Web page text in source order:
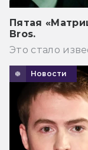
Пятая
Bros.
Это стало
Новости